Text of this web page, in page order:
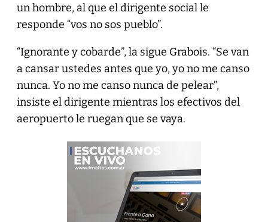
un hombre, al que el dirigente social le
responde “vos no sos pueblo”.
“Ignorante y cobarde”, la sigue Grabois. “Se van
a cansar ustedes antes que yo, yo no me canso
nunca. Yo no me canso nunca de pelear”,
insiste el dirigente mientras los efectivos del
aeropuerto le ruegan que se vaya.